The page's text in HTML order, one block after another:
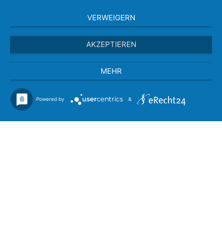
VERWEIGERN
AKZEPTIEREN
MEHR
Powered by &